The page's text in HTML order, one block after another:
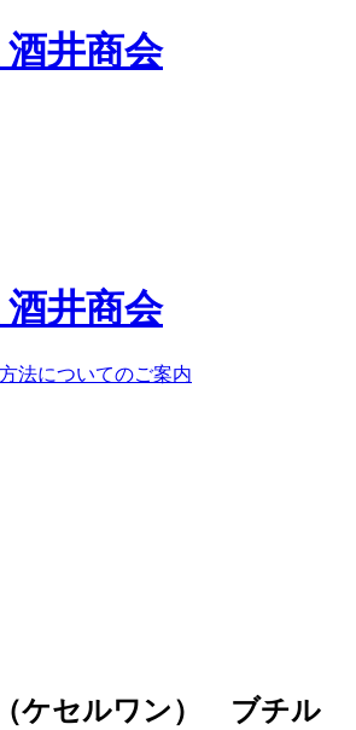
法についてのご案内
ケセルワン） ブチル